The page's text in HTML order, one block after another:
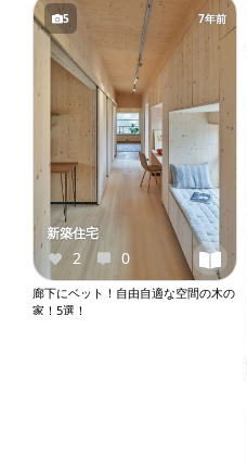
5 7年前
2 0
廊下にベット！自由自適な空間の木の
家！5選！
新築住宅